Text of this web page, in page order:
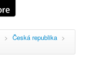
> Česká republika >